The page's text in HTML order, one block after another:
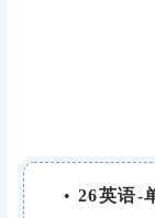
• 26英语-